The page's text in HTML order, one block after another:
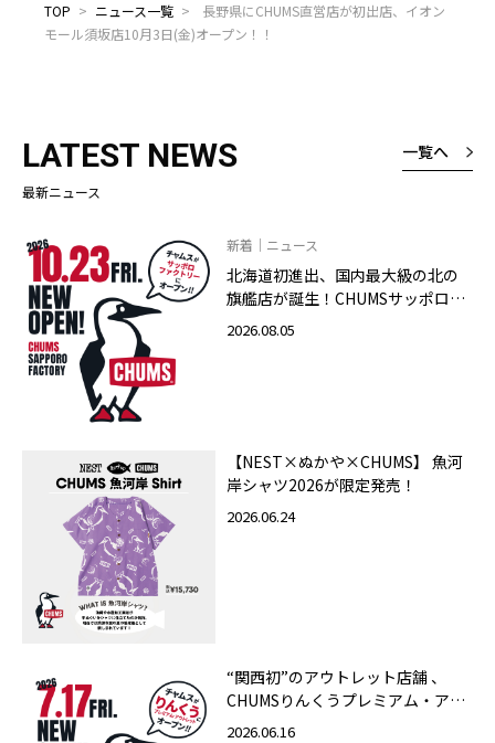
TOP > ニュース一覧 >
長野県にCHUMS直営店が初出店、イオン
モール須坂店10月3日(金)オープン！！
LATEST NEWS
最新ニュース
一覧へ
新着｜ニュース
北海道初進出、国内最大級の北の
旗艦店が誕生！CHUMSサッポロフ
ァクトリー店 2026年10月23日
2026.08.05
【NEST×ぬかや×CHUMS】 魚河
岸シャツ2026が限定発売！
2026.06.24
“関西初”のアウトレット店舗 、
CHUMSりんくうプレミアム・アウ
トレット店 2026年7月17日（金）
2026.06.16